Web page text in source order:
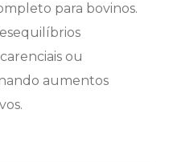
para bovinos.
ou
aumentos